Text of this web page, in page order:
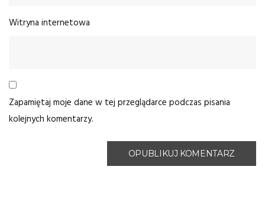
Witryna internetowa
Zapamiętaj moje dane w tej przeglądarce podczas pisania
kolejnych komentarzy.